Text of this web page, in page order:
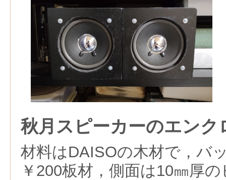
秋月スピーカーのエンク
材料はDAISOの木材で，バ
￥200板材，側面は10㎜厚